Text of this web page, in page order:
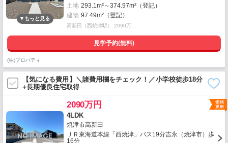
土地 293.1m²～374.97m²（登記）
建物 97.49m²（登記）
高新田（西焼津駅） 2090万…
見学予約(無料)
(株)プロパティ
【気になる費用】＼諸費用欄をチェック！／小学校徒歩18分
+長期優良住宅取得
2090万円
4LDK
焼津市高新田
ＪＲ東海道本線「西焼津」バス19分吉永（焼津市）歩
16分